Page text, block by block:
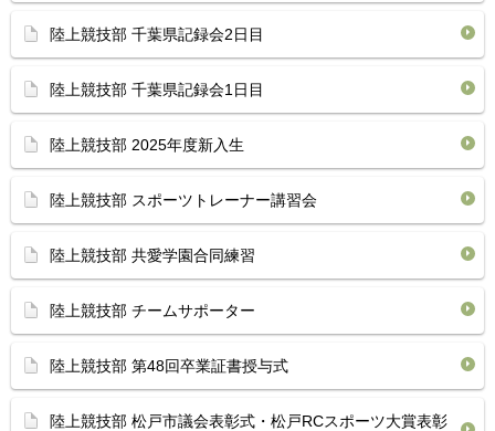
陸上競技部 千葉県記録会2日目
陸上競技部 千葉県記録会1日目
陸上競技部 2025年度新入生
陸上競技部 スポーツトレーナー講習会
陸上競技部 共愛学園合同練習
陸上競技部 チームサポーター
陸上競技部 第48回卒業証書授与式
陸上競技部 松戸市議会表彰式・松戸RCスポーツ大賞表彰